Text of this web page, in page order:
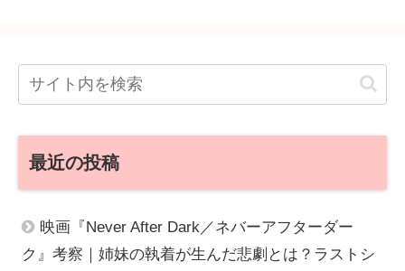
最近の投稿
映画『Never After Dark／ネバーアフターダー
ク』考察｜姉妹の執着が生んだ悲劇とは？ラストシ